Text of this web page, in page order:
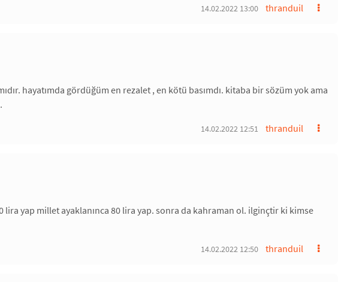
thranduil
14.02.2022 13:00
hayatımda gördüğüm en rezalet , en kötü basımdı. kitaba bir sözüm yok ama
thranduil
14.02.2022 12:51
lira yap millet ayaklanınca 80 lira yap. sonra da kahraman ol. ilginçtir ki kimse
thranduil
14.02.2022 12:50